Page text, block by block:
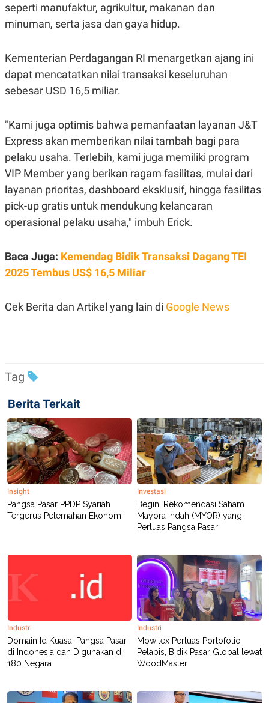
A
D
E
A
I
A
G
N
N
C
T
A
K
K
I
R
A
E
M
I
E
N
E
P
R
A
E
T
I
N
D
.
D
SITEMAPPROFILETERM
OF
PEDOMAN
PEMBERITAAN
SIBER
seperti manufaktur, agrikultur, makanan dan
minuman, serta jasa dan gaya hidup.
Kementerian Perdagangan RI menargetkan ajang ini
dapat mencatatkan nilai transaksi keseluruhan
sebesar USD 16,5 miliar.
"Kami juga optimis bahwa pemanfaatan layanan J&T
Express akan memberikan nilai tambah bagi para
pelaku usaha. Terlebih, kami juga memiliki program
VIP Member yang berikan ragam fasilitas, mulai dari
layanan prioritas, dashboard eksklusif, hingga fasilitas
pick-up gratis untuk mendukung kelancaran
operasional pelaku usaha," imbuh Erick.
Baca Juga: Kemendag Bidik Transaksi Dagang TEI
2025 Tembus US$ 16,5 Miliar
Cek Berita dan Artikel yang lain di Google News
Tag
Berita Terkait
Insight
Pangsa Pasar PPDP Syariah
Tergerus Pelemahan Ekonomi
Investasi
Begini Rekomendasi Saham
Mayora Indah (MYOR) yang
Perluas Pangsa Pasar
Industri
Domain Id Kuasai Pangsa Pasar
di Indonesia dan Digunakan di
180 Negara
Industri
Mowilex Perluas Portofolio
Pelapis, Bidik Pasar Global lewat
WoodMaster